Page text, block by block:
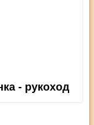
- рукоход